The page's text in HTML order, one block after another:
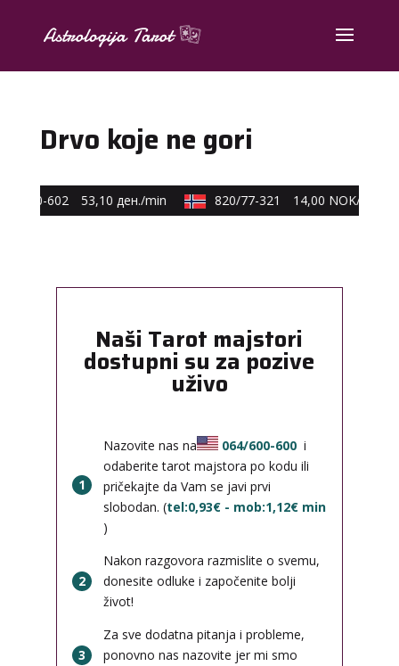
Drvo koje ne gori
40-602 53,10 ден./min 820/77-321 14,00 NOK/min
Naši Tarot majstori
dostupni su za pozive
uživo
1
Nazovite nas na 064/600-600 i
odaberite tarot majstora po kodu ili
pričekajte da Vam se javi prvi
slobodan. (tel:0,93€ - mob:1,12€ min
)
2
Nakon razgovora razmislite o svemu,
donesite odluke i započenite bolji
život!
3
Za sve dodatna pitanja i probleme,
ponovno nas nazovite jer mi smo